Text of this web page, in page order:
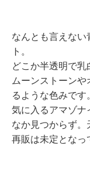
なんとも言えない
ト。
どこか半透明で乳
ムーンストーン
るような色みです。
気に入るアマゾナ
なか見つからず。
再販は未定となっ